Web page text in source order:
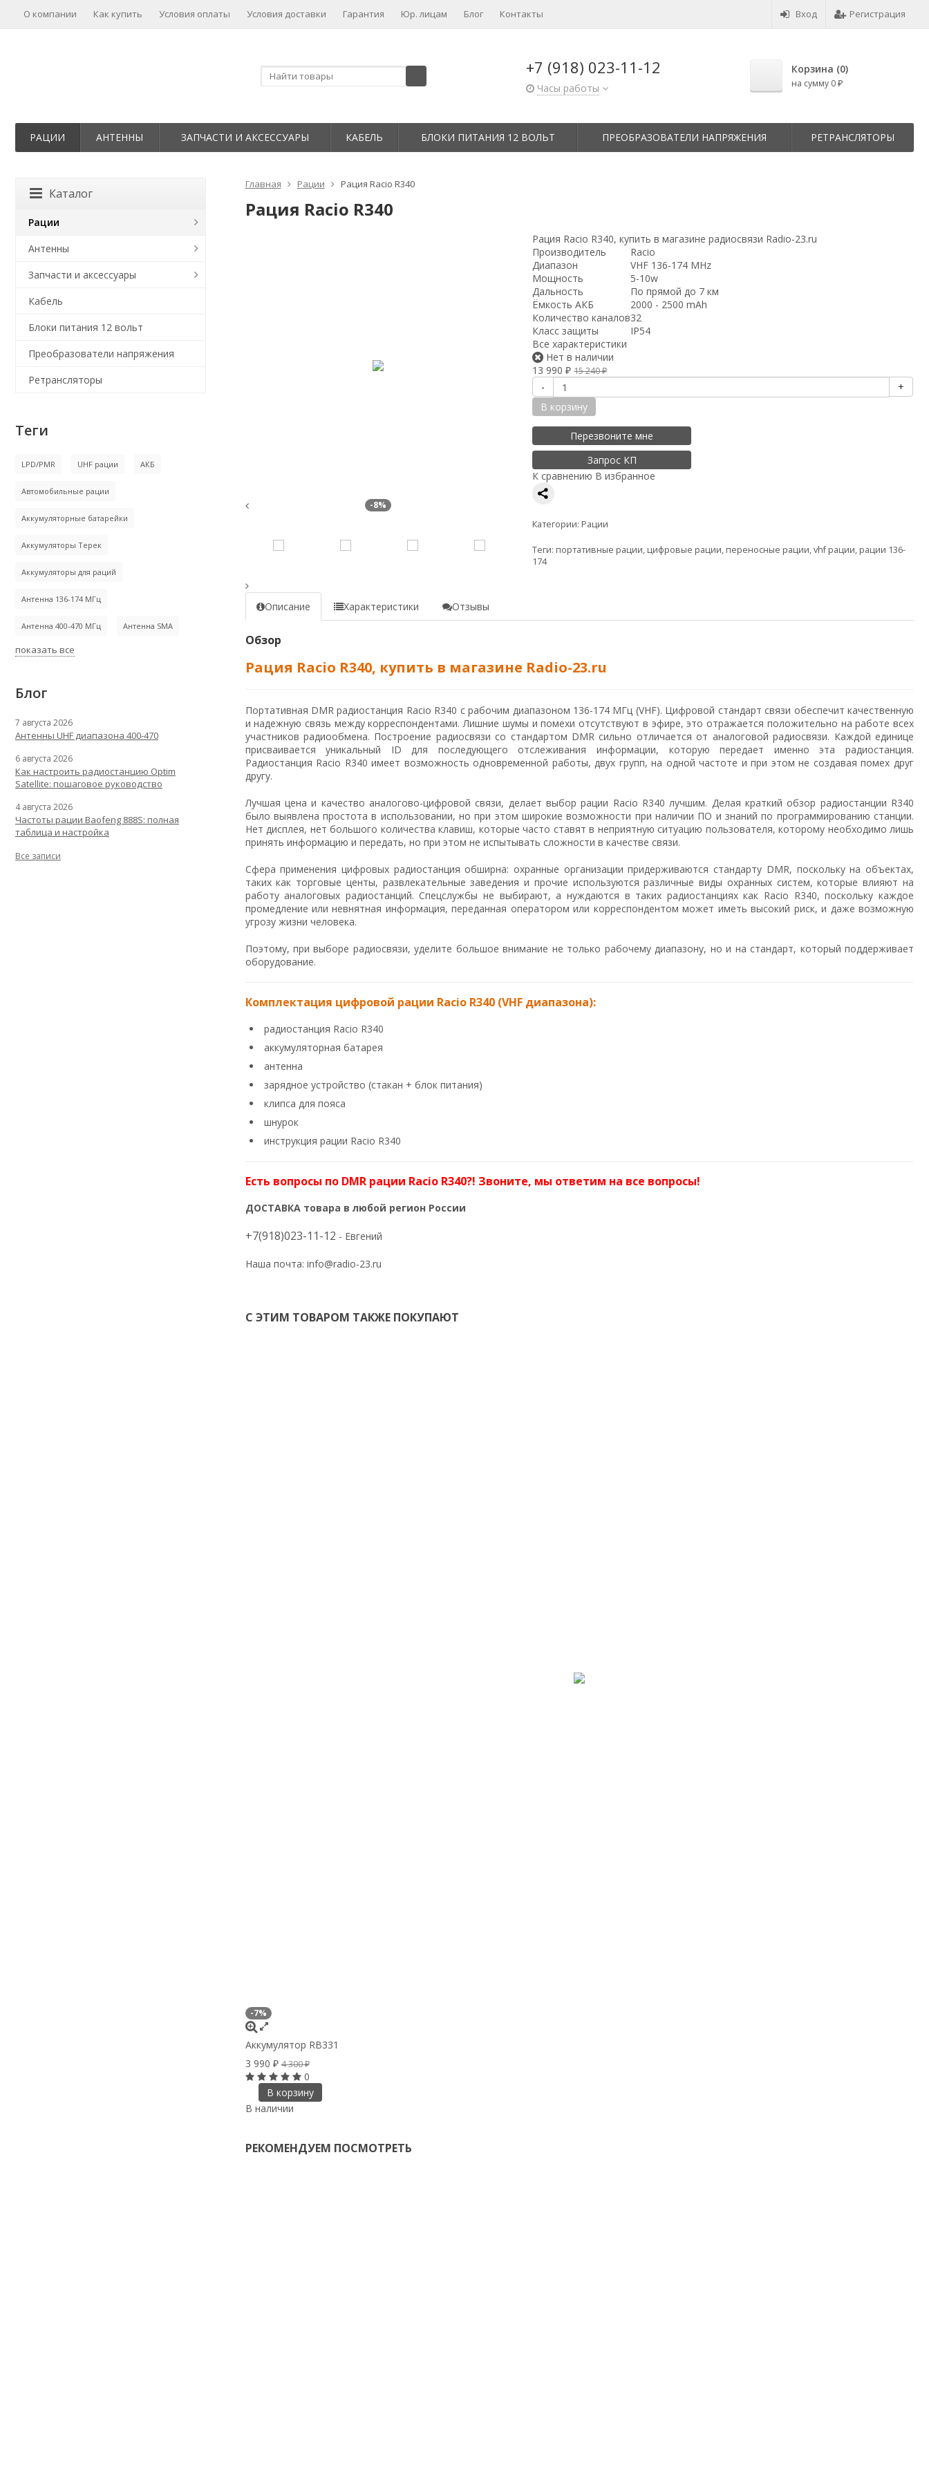
Вход Регистрация
О компании Как купить Условия оплаты Условия доставки Гарантия Юр. лицам​ Блог Контакты
+7 (918) 023-11-12
Часы работы
Корзина (0)
на сумму 0 ₽
РАЦИИ АНТЕННЫ ЗАПЧАСТИ И АКСЕССУАРЫ КАБЕЛЬ БЛОКИ ПИТАНИЯ 12 ВОЛЬТ ПРЕОБРАЗОВАТЕЛИ НАПРЯЖЕНИЯ РЕТРАНСЛЯТОРЫ
Главная Рации Рация Racio R340
Рация Racio R340
-8%
Рация Racio R340, купить в магазине радиосвязи Radio-23.ru
Производитель
Racio
Диапазон
VHF 136-174 MHz
Мощность
5-10w
Дальность
По прямой до 7 км
Ёмкость АКБ
2000 - 2500 mAh
Количество каналов32
Класс защиты
IP54
Все характеристики
Нет в наличии
13 990₽ 15 240₽
-
+
В корзину
Перезвоните мне
Запрос КП
К сравнению В избранное
Категории: Рации
Теги: портативные рации, цифровые рации, переносные рации,vhf рации, рации 136-
174
Описание Характеристики Отзывы
Обзор
Рация Racio R340, купить в магазине Radio-23.ru
Портативная DMR радиостанция Racio R340 с рабочим диапазоном 136-174 МГц (VHF). Цифровой стандарт связи обеспечит качественную
и надежную связь между корреспондентами. Лишние шумы и помехи отсутствуют в эфире, это отражается положительно на работе всех
участников радиообмена. Построение радиосвязи со стандартом DMR сильно отличается от аналоговой радиосвязи. Каждой единице
присваивается уникальный ID для последующего отслеживания информации, которую передает именно эта радиостанция.
Радиостанция Racio R340 имеет возможность одновременной работы, двух групп, на одной частоте и при этом не создавая помех друг
другу.
Лучшая цена и качество аналогово-цифровой связи, делает выбор рации Racio R340 лучшим. Делая краткий обзор радиостанции R340
было выявлена простота в использовании, но при этом широкие возможности при наличии ПО и знаний по программированию станции.
Нет дисплея, нет большого количества клавиш, которые часто ставят в неприятную ситуацию пользователя, которому необходимо лишь
принять информацию и передать, но при этом не испытывать сложности в качестве связи.
Сфера применения цифровых радиостанция обширна: охранные организации придерживаются стандарту DMR, поскольку на объектах,
таких как торговые центы, развлекательные заведения и прочие используются различные виды охранных систем, которые влияют на
работу аналоговых радиостанций. Спецслужбы не выбирают, а нуждаются в таких радиостанциях как Racio R340, поскольку каждое
промедление или невнятная информация, переданная оператором или корреспондентом может иметь высокий риск, и даже возможную
угрозу жизни человека.
Поэтому, при выборе радиосвязи, уделите большое внимание не только рабочему диапазону, но и на стандарт, который поддерживает
оборудование.
Комплектация цифровой рации Racio R340 (VHF диапазона):
радиостанция Racio R340
аккумуляторная батарея
антенна
зарядное устройство (стакан + блок питания)
клипса для пояса
шнурок
инструкция рации Racio R340
Есть вопросы по DMR рации Racio R340?! Звоните, мы ответим на все вопросы!
ДОСТАВКА товара в любой регион России
+7(918)023-11-12 - Евгений
Наша почта: info@radio-23.ru
С ЭТИМ ТОВАРОМ ТАКЖЕ ПОКУПАЮТ
-7%
Аккумулятор RB331
3 990 ₽ 4 300₽
0
В корзину
В наличии
РЕКОМЕНДУЕМ ПОСМОТРЕТЬ
Каталог
Рации
Антенны
Запчасти и аксессуары
Кабель
Блоки питания 12 вольт
Преобразователи напряжения
Ретрансляторы
Теги
LPD/PMR UHF рации АКБ
Автомобильные рации
Аккумуляторные батарейки
Аккумуляторы Терек
Аккумуляторы для раций
Антенна 136-174 МГц
Антенна 400-470 МГц Антенна SMA
показать все
Блог
7 августа 2026
Антенны UHF диапазона 400-470
6 августа 2026
Как настроить радиостанцию Optim
Satellite: пошаговое руководство
4 августа 2026
Частоты рации Baofeng 888S: полная
таблица и настройка
Все записи